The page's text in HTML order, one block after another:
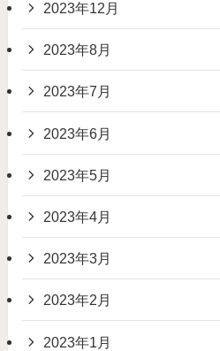
2023年12月
2023年8月
2023年7月
2023年6月
2023年5月
2023年4月
2023年3月
2023年2月
2023年1月